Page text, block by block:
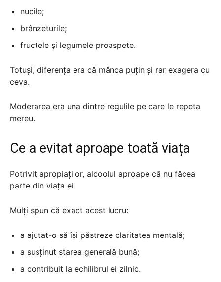
nucile;
brânzeturile;
fructele și legumele proaspete.
Totuși, diferența era că mânca puțin și rar exagera cu
ceva.
Moderarea era una dintre regulile pe care le repeta
mereu.
Ce a evitat aproape toată viața
Potrivit apropiaților, alcoolul aproape că nu făcea
parte din viața ei.
Mulți spun că exact acest lucru:
a ajutat-o să își păstreze claritatea mentală;
a susținut starea generală bună;
a contribuit la echilibrul ei zilnic.